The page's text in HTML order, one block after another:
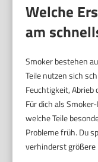
Welche
am
Smoker bestehen
Teile nutzen sich
Feuchtigkeit, Abrieb
Für dich als
welche Teile
Probleme früh. Du
verhinderst größere